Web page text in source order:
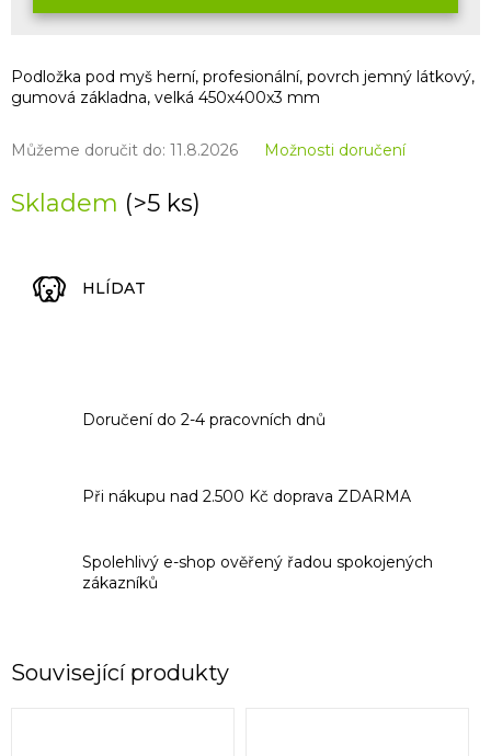
Skladem (>5 ks)
Můžeme doručit do: 11.8.2026 Možnosti doručení
Podložka pod myš herní, profesionální, povrch jemný látkový,
gumová základna, velká 450x400x3 mm
HLÍDAT
Doručení do 2-4 pracovních dnů
Při nákupu nad 2.500 Kč doprava ZDARMA
Spolehlivý e-shop ověřený řadou spokojených
zákazníků
Související produkty